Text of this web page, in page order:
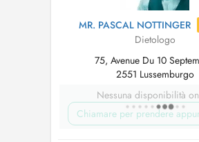
MR. PASCAL NOTTINGER
Dietologo
75, Avenue Du 10
2551 Lussemburgo
Nessuna disponibilità
Chiamare per prendere